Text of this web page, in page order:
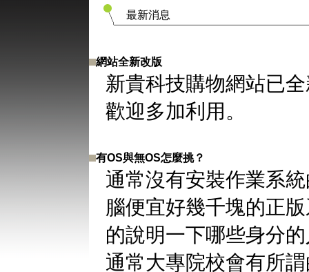
最新消息
網站全新改版
新貴科技購物網站已
歡迎多加利用。
有OS與無OS怎麼挑？
通常沒有安裝作業系
腦便宜好幾千塊的正
的說明一下哪些身分
通常大專院校會有所